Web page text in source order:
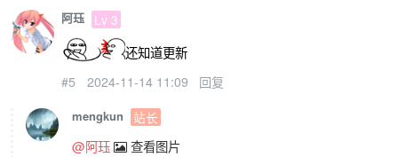
阿珏 Lv 3
还知道更新
#5 2024-11-14 11:09 回复
mengkun 站长
@阿珏 查看图片